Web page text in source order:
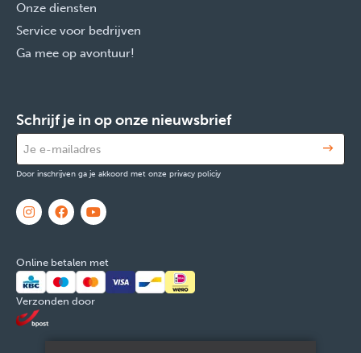
Onze diensten
Service voor bedrijven
Ga mee op avontuur!
Schrijf je in op onze nieuwsbrief
Door inschrijven ga je akkoord met onze privacy policiy
Online betalen met
Verzonden door